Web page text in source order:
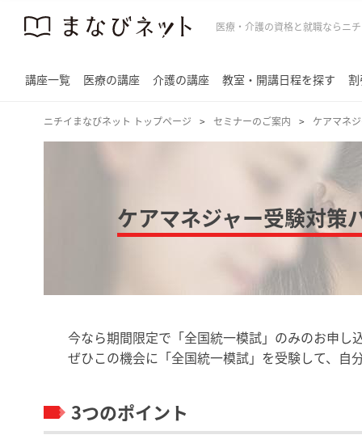
医療・介護の資格と就職ならニ
講座一覧 医療の講座 介護の講座 教室・開講日程を探す
ニチイまなびネット トップページ セミナーのご案内 ケアマネ
ケアマネジャー受験対
今なら期間限定で「全国統一模試」のみのお申し
ぜひこの機会に「全国統一模試」を受験して、自
3つのポイント